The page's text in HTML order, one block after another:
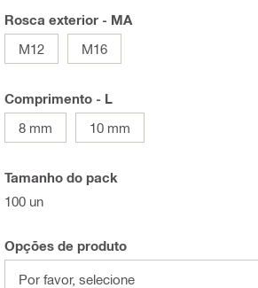
Rosca exterior - MA
M12
M16
Comprimento - L
8 mm
10 mm
Tamanho do pack
100 un
Opções de produto
Por favor, selecione